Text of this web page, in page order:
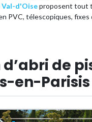
Val-d'Oiseproposent tout
PVC, télescopiques,
de
en-Parisis